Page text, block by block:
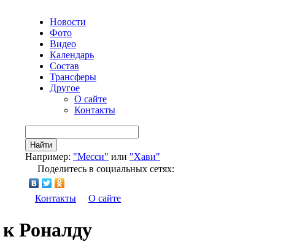
Новости
Фото
Видео
Календарь
Состав
Трансферы
Другое
О сайте
Контакты
Найти
Например: "Месси" или "Хави"
Поделитесь в социальных сетях:
Контакты О сайте
Роналду